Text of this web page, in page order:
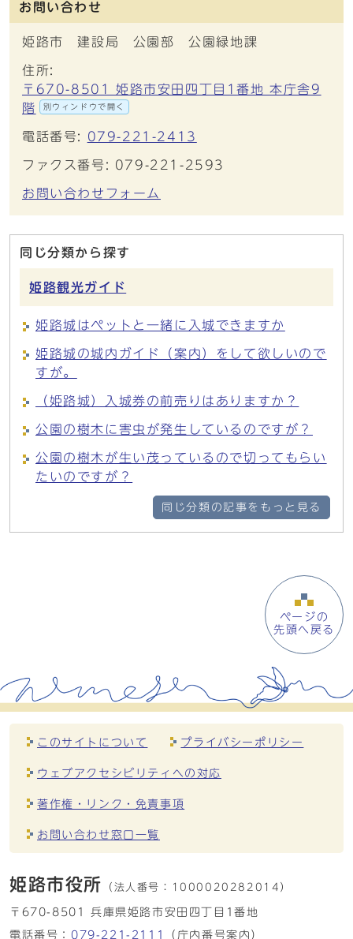
お問い合わせ
姫路市 建設局 公園部 公園緑地課
住所:
〒670-8501 姫路市安田四丁目1番地 本庁舎9
階
別ウィンドウで開く
電話番号: 079-221-2413
ファクス番号: 079-221-2593
お問い合わせフォーム
同じ分類から探す
姫路観光ガイド
姫路城はペットと一緒に入城できますか
姫路城の城内ガイド（案内）をして欲しいので
すが。
（姫路城）入城券の前売りはありますか？
公園の樹木に害虫が発生しているのですが？
公園の樹木が生い茂っているので切ってもらい
たいのですが？
同じ分類の記事をもっと見る
ページの
先頭へ戻る
このサイトについて プライバシーポリシー
ウェブアクセシビリティへの対応
著作権・リンク・免責事項
お問い合わせ窓口一覧
姫路市役所 （法人番号： 1000020282014）
〒670-8501 兵庫県姫路市安田四丁目1番地
電話番号： 079-221-2111 （庁内番号案内）